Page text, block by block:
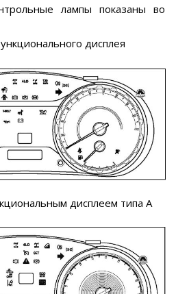
лампы показаны во
дисплея
дисплеем типа А